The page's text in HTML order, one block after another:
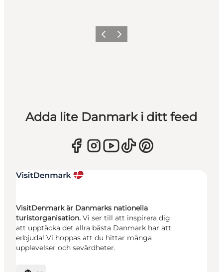
Föregående
Nästa
Adda lite Danmark i ditt feed
VisitDenmark är Danmarks nationella
turistorganisation. Vi ser till att inspirera dig
att upptäcka det allra bästa Danmark har att
erbjuda! Vi hoppas att du hittar många
upplevelser och sevärdheter.